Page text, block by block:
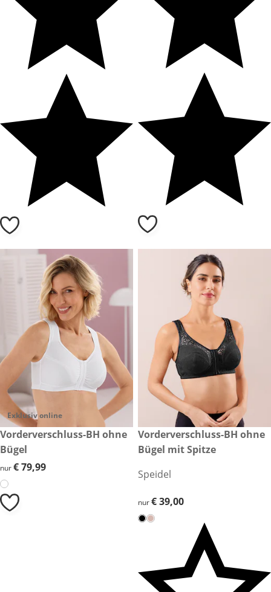
Exklusiv online
€ 79,99
Vorderverschluss-BH ohne
Bügel
€ 79,99
nur€ 79,99
€ 39,00
Vorderverschluss-BH ohne
Bügel mit Spitze
Speidel
€ 39,00
nur€ 39,00